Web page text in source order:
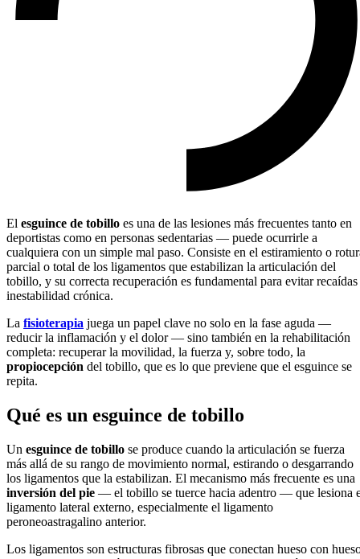
El esguince de tobillo es una de las lesiones más frecuentes tanto en
deportistas como en personas sedentarias — puede ocurrirle a
cualquiera con un simple mal paso. Consiste en el estiramiento o
parcial o total de los ligamentos que estabilizan la articulación del
tobillo, y su correcta recuperación es fundamental para evitar recaídas
inestabilidad crónica.
La fisioterapia juega un papel clave no solo en la fase aguda —
reducir la inflamación y el dolor — sino también en la rehabilitación
completa: recuperar la movilidad, la fuerza y, sobre todo, la
propiocepción del tobillo, que es lo que previene que el esguince se
repita.
Qué es un esguince de tobillo
Un esguince de tobillo se produce cuando la articulación se fuerza
más allá de su rango de movimiento normal, estirando o desgarrando
los ligamentos que la estabilizan. El mecanismo más frecuente es una
inversión del pie — el tobillo se tuerce hacia adentro — que lesiona
ligamento lateral externo, especialmente el ligamento
peroneoastragalino anterior.
Los ligamentos son estructuras fibrosas que conectan hueso con